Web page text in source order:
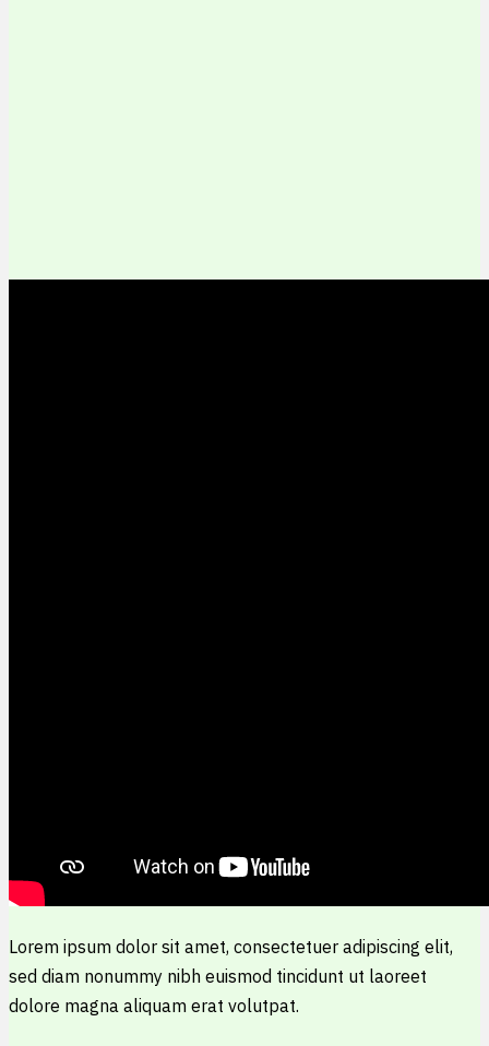
Lorem ipsum dolor sit amet, consectetuer adipiscing elit,
sed diam nonummy nibh euismod tincidunt ut laoreet
dolore magna aliquam erat volutpat.